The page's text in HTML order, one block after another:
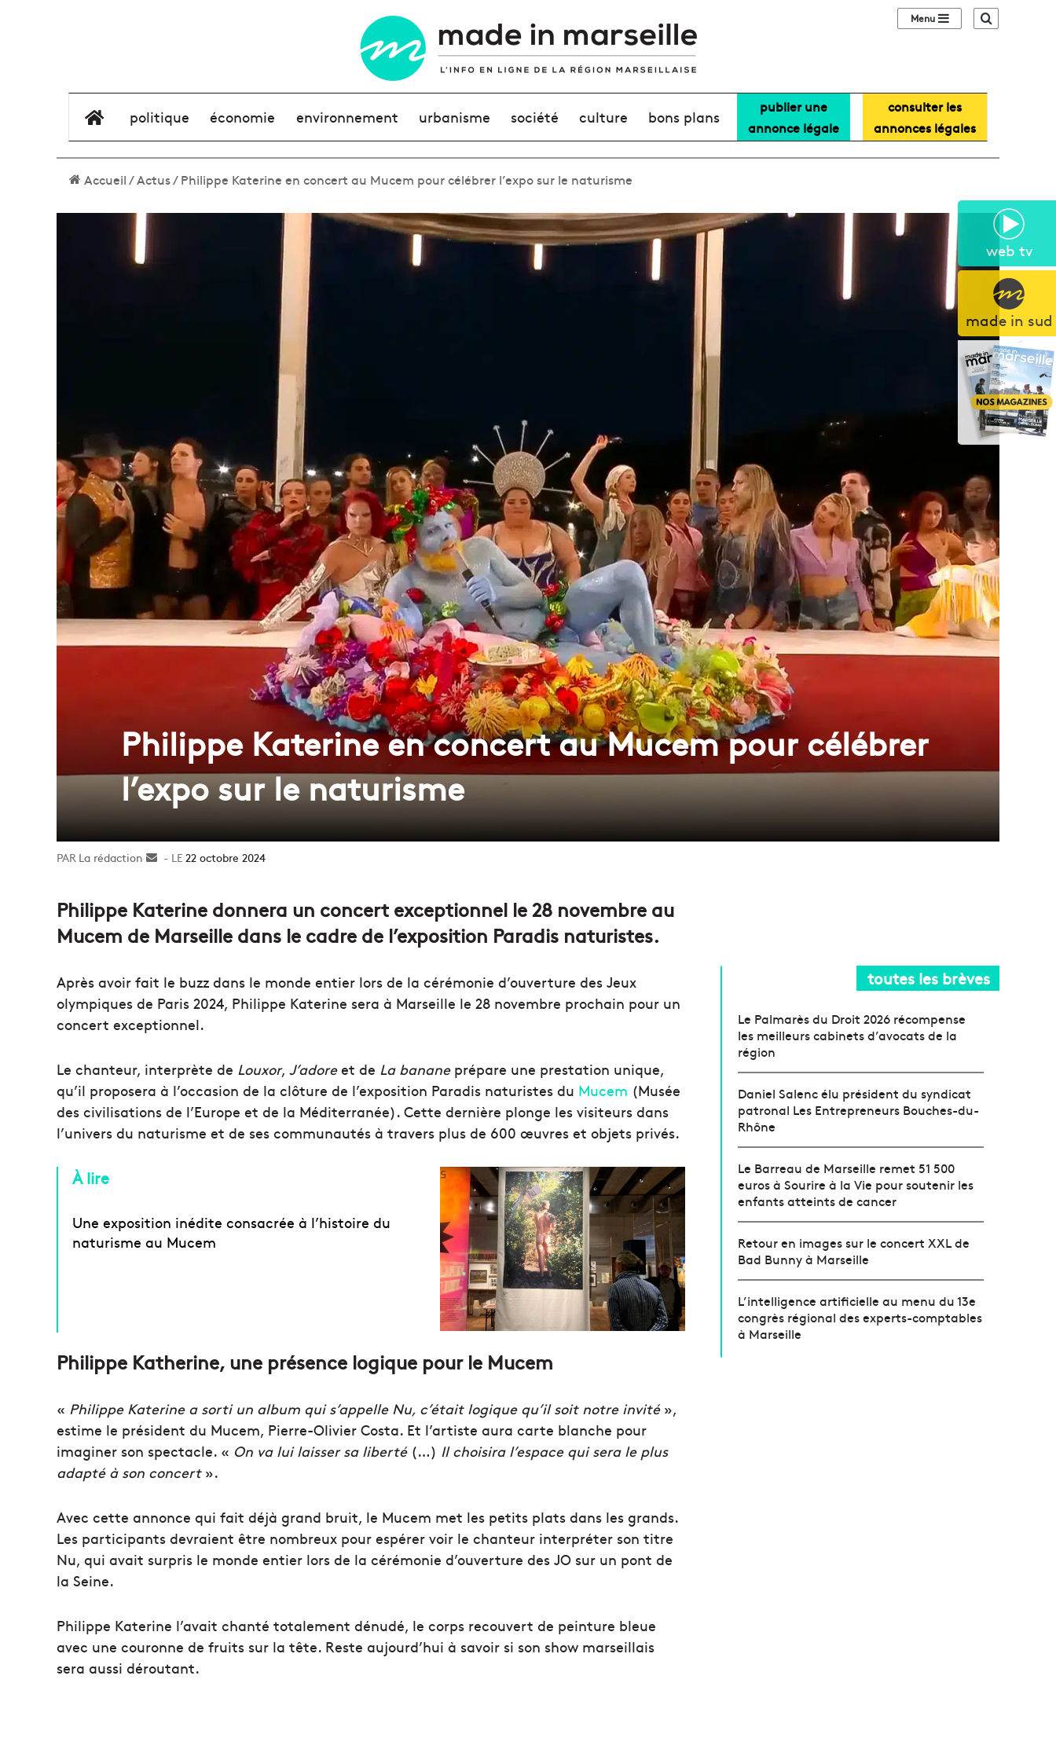
web tv
made in sud
Sidebar (barre
élément de menu
politique économie environnement urbanisme société culture bons plans
publier une
annonce légale
consulter les
annonces légales
Accueil/Actus/Philippe Katerine en concert au Mucem pour célébrer l’expo sur le naturisme
Philippe Katerine en concert au Mucem pour célébrer
l’expo sur le naturisme
La rédaction
Envoyer22 octobre 2024
Philippe Katerine donnera un concert exceptionnel le 28 novembre au
Mucem de Marseille dans le cadre de l’exposition Paradis naturistes.
Après avoir fait le buzz dans le monde entier lors de la cérémonie d’ouverture des Jeux
olympiques de Paris 2024, Philippe Katerine sera à Marseille le 28 novembre prochain pour un
concert exceptionnel.
Le chanteur, interprète de Louxor, J’adoreet de La bananeprépare une prestation unique,
qu’il proposera à l’occasion de la clôture de l’exposition Paradis naturistes du Mucem (Musée
des civilisations de l’Europe et de la Méditerranée). Cette dernière plonge les visiteurs dans
l’univers du naturisme et de ses communautés à travers plus de 600 œuvres et objets privés.
À lire
Une exposition inédite consacrée à l’histoire du
naturisme au Mucem
Philippe Katherine, une présence logique pour le Mucem
« Philippe Katerine a sorti un album qui s’appelle Nu, c’était logique qu’il soit notre invité»,
estime le président du Mucem, Pierre-Olivier Costa. Et l’artiste aura carte blanche pour
imaginer son spectacle. « On va lui laisser sa liberté(…) Il choisira l’espace qui sera le plus
adapté à son concert».
Avec cette annonce qui fait déjà grand bruit, le Mucem met les petits plats dans les grands.
Les participants devraient être nombreux pour espérer voir le chanteur interpréter son titre
Nu, qui avait surpris le monde entier lors de la cérémonie d’ouverture des JO sur un pont de
la Seine.
Philippe Katerine l’avait chanté totalement dénudé, le corps recouvert de peinture bleue
avec une couronne de fruits sur la tête. Reste aujourd’hui à savoir si son show marseillais
sera aussi déroutant.
toutes les brèves
Le Palmarès du Droit 2026 récompense
les meilleurs cabinets d’avocats de la
région
Daniel Salenc élu président du syndicat
patronal Les Entrepreneurs Bouches-du-
Rhône
Le Barreau de Marseille remet 51 500
euros à Sourire à la Vie pour soutenir les
enfants atteints de cancer
Retour en images sur le concert XXL de
Bad Bunny à Marseille
L’intelligence artificielle au menu du 13e
congrès régional des experts-comptables
à Marseille